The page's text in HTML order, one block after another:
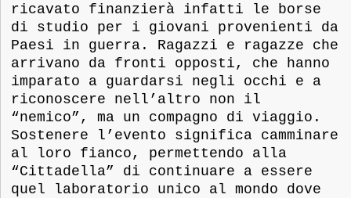
ricavato finanzierà infatti le borse
di studio per i giovani provenienti da
Paesi in guerra. Ragazzi e ragazze che
arrivano da fronti opposti, che hanno
imparato a guardarsi negli occhi e a
riconoscere nell’altro non il
“nemico”, ma un compagno di viaggio.
Sostenere l’evento significa camminare
al loro fianco, permettendo alla
“Cittadella” di continuare a essere
quel laboratorio unico al mondo dove